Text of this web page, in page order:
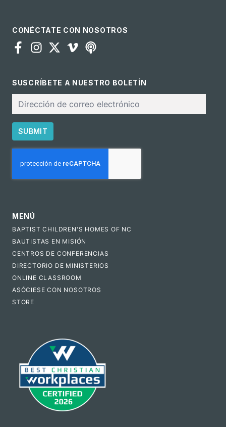
CONÉCTATE CON NOSOTROS
SUSCRÍBETE A NUESTRO BOLETÍN
electrónico
SUBMIT
MENÚ
BAPTIST CHILDREN'S HOMES OF NC
BAUTISTAS EN MISIÓN
CENTROS DE CONFERENCIAS
DIRECTORIO DE MINISTERIOS
ONLINE CLASSROOM
ASÓCIESE CON NOSOTROS
STORE